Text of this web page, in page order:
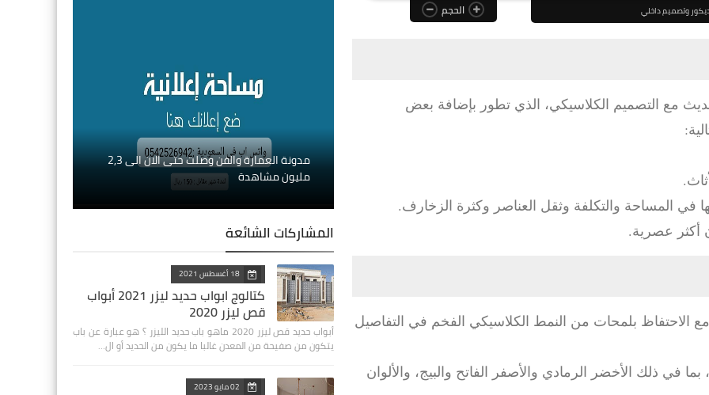
وتصميم داخلي الحجم
مع التصميم الكلاسيكي، الذي تطور بإضافة بعض
في المساحة والتكلفة وثقل العناصر وكثرة الزخارف.
أكثر عصرية.
مع الاحتفاظ بلمحات من النمط الكلاسيكي الفخم في التفاصيل
في ذلك الأخضر الرمادي والأصفر الفاتح والبيج، والألوان
مدونة العمارة والفن وصلت حتى الان الى 2,3
مليون مشاهدة
المشاركات الشائعة
18 أغسطس 2021
كتالوج ابواب حديد ليزر 2021 أبواب
قص ليزر 2020
أبواب حديد قص ليزر 2020 ‏ماهو باب حديد الليزر ؟ هو عبارة عن باب
يتكون من صفيحة من المعدن غالبا ما يكون من الحديد أو ال…
02 مايو 2023